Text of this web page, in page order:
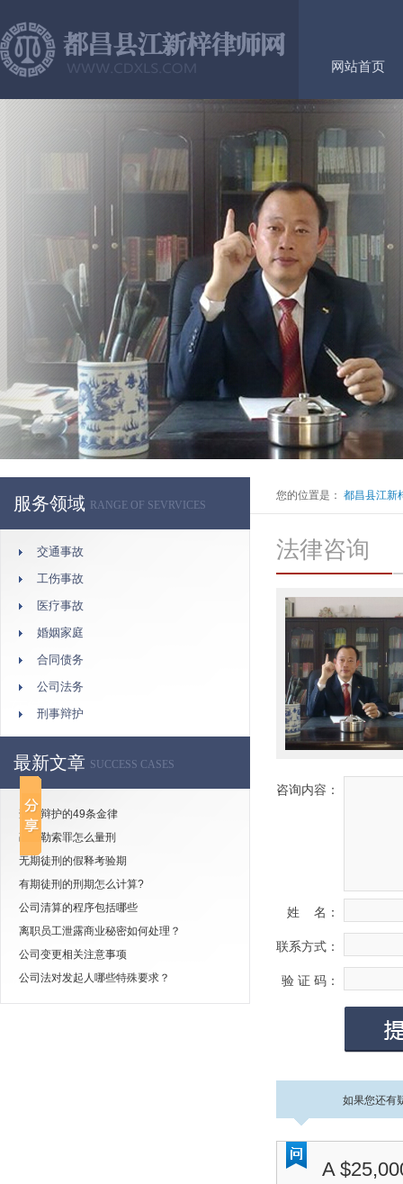
网站首页
客户评价
服务领域 RANGE OF SEVRVICES
交通事故
工伤事故
医疗事故
婚姻家庭
合同债务
公司法务
刑事辩护
最新文章 SUCCESS CASES
刑事辩护的49条金律
敲诈勒索罪怎么量刑
无期徒刑的假释考验期
有期徒刑的刑期怎么计算?
公司清算的程序包括哪些
离职员工泄露商业秘密如何处理？
公司变更相关注意事项
公司法对发起人哪些特殊要求？
您的位置是： 都昌县江新
法律咨询
咨询内容：
姓 名：
联系方式：
验 证 码：
如果您还有
A